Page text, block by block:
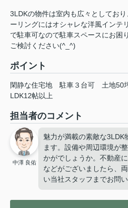
3LDKの物件は室内も広々としてお
ーリングにはオシャレな洋風インテ
で駐車可なので駐車スペースにお困
ご検討ください(^_^)
ポイント
閑静な住宅地 駐車３台可 土地50
LDK12帖以上
担当者のコメント
中澤 良佑
魅力が満載の素敵な3LDK
ます。設備や周辺環境が
かがでしょうか。不動産
などがございましたら、
い当社スタッフまでお問